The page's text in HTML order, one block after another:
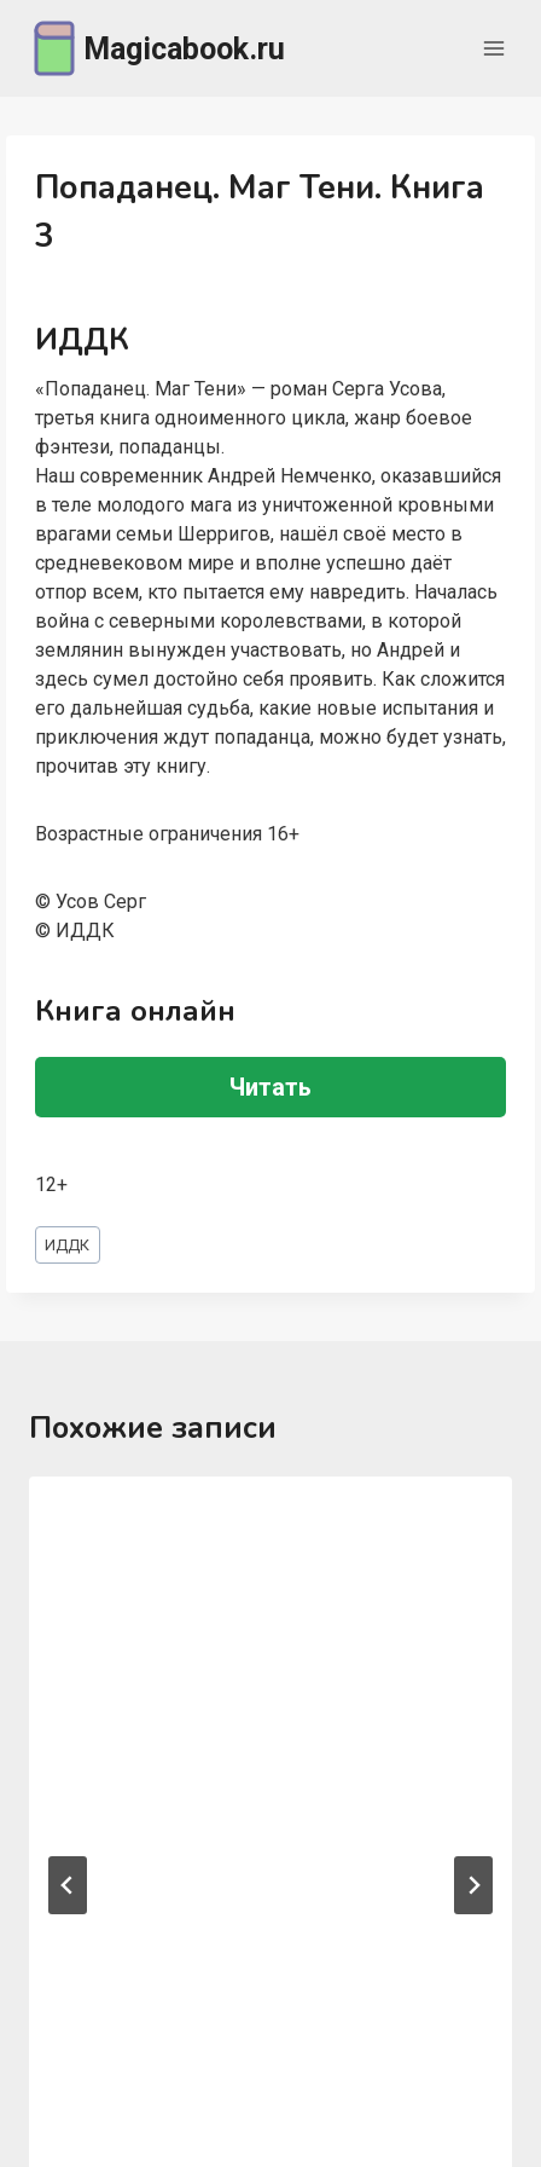
содержимому
Magicabook.ru
Попаданец. Маг Тени. Книга
3
ИДДК
«Попаданец. Маг Тени» — роман Серга Усова,
третья книга одноименного цикла, жанр боевое
фэнтези, попаданцы.
Наш современник Андрей Немченко, оказавшийся
в теле молодого мага из уничтоженной кровными
врагами семьи Шерригов, нашёл своё место в
средневековом мире и вполне успешно даёт
отпор всем, кто пытается ему навредить. Началась
война с северными королевствами, в которой
землянин вынужден участвовать, но Андрей и
здесь сумел достойно себя проявить. Как сложится
его дальнейшая судьба, какие новые испытания и
приключения ждут попаданца, можно будет узнать,
прочитав эту книгу.
Возрастные ограничения 16+
© Усов Серг
© ИДДК
Книга онлайн
Читать
12+
Метки
записи:
ИДДК
Похожие записи